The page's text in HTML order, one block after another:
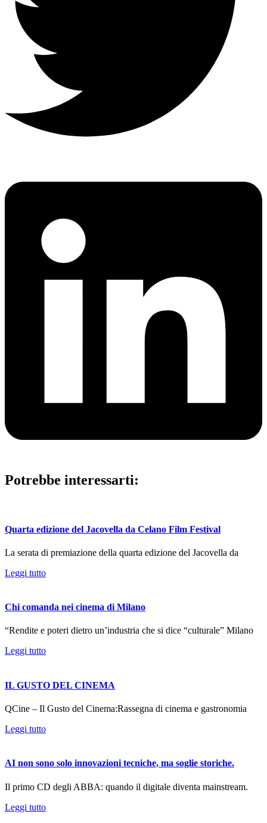
Potrebbe interessarti:
Quarta edizione del Jacovella da Celano Film Festival
La serata di premiazione della quarta edizione del Jacovella da
Leggi tutto
Chi comanda nei cinema di Milano
“Rendite e poteri dietro un’industria che si dice “culturale” Milano
Leggi tutto
IL GUSTO DEL CINEMA
QCine – Il Gusto del Cinema:Rassegna di cinema e gastronomia
Leggi tutto
AI non sono solo innovazioni tecniche, ma soglie storiche.
Il primo CD degli ABBA: quando il digitale diventa mainstream.
Leggi tutto